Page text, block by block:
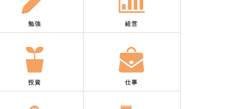
勉強 経営
投資 仕事